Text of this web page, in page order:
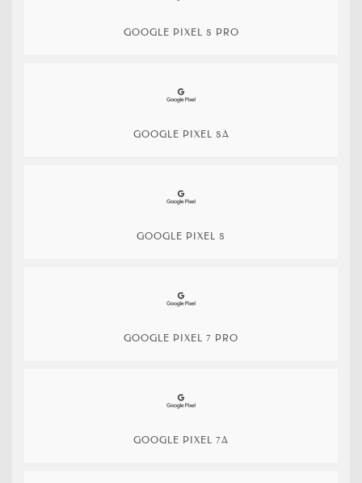
GOOGLE PIXEL 8 PRO
GOOGLE PIXEL 8A
GOOGLE PIXEL 8
GOOGLE PIXEL 7 PRO
GOOGLE PIXEL 7A